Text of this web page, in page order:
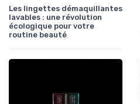
Les lingettes démaquillantes
lavables : une révolution
écologique pour votre
routine beauté